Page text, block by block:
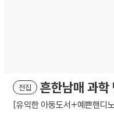
전집 흔한남매 과
[유익한 아동도서+예쁜핸디